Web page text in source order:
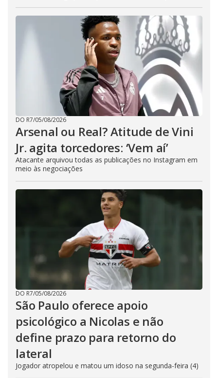
DO R7/05/08/2026
Arsenal ou Real? Atitude de Vini
Jr. agita torcedores: ‘Vem aí’
Atacante arquivou todas as publicações no Instagram em
meio às negociações
DO R7/05/08/2026
São Paulo oferece apoio
psicológico a Nicolas e não
define prazo para retorno do
lateral
Jogador atropelou e matou um idoso na segunda-feira (4)